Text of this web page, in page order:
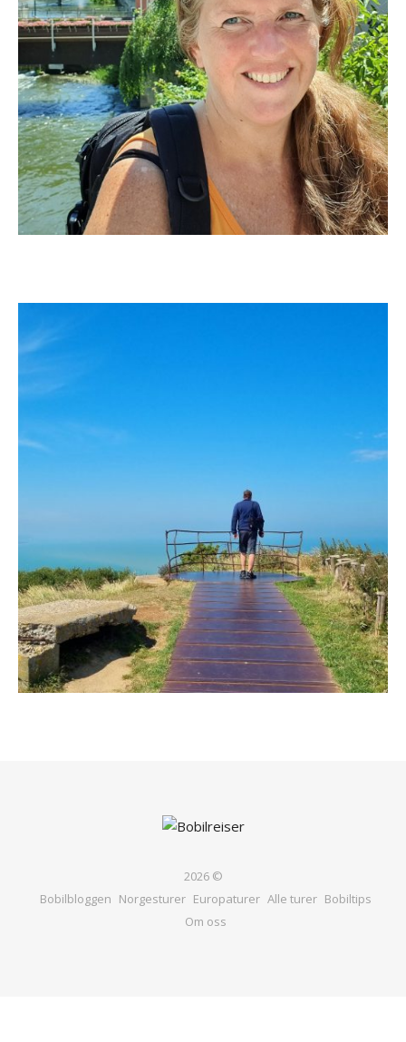
2026 ©
Bobilbloggen Norgesturer Europaturer Alle turer Bobiltips
Om oss